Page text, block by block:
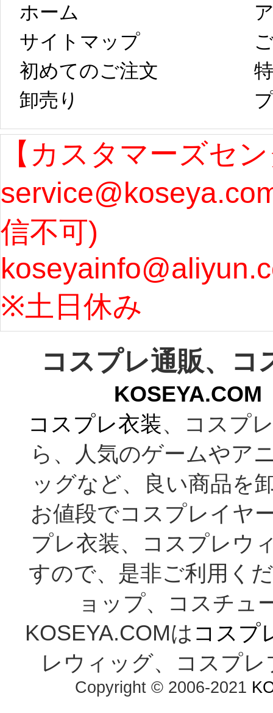
は、2月25日から
コスプレ制作、
発送予定となり
ます。 ...[more]
字半
第二
たし
ル期
まで
う...
ホーム
サイトマップ
初めてのご注文
卸売り
【カスタマーズセ
信不可)
※土日休み
コスプレ通販、コ
コスプレ衣装、コスプ
ら、人気のゲームやア
ッグなど、良い商品を
お値段でコスプレイヤ
プレ衣装、コスプレウ
すので、是非ご利用く
ョップ、コスチュ
KOSEYA.COMは コスプ
レウィッグ、コスプ
Copyright © 2006-2021